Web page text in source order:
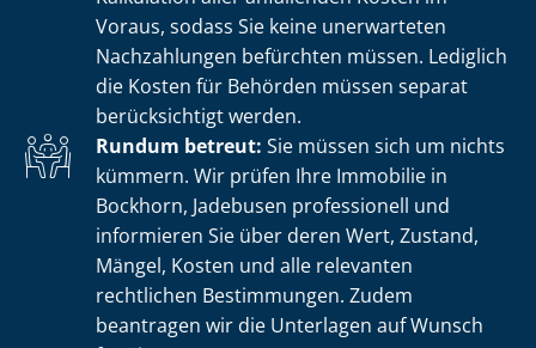
Voraus, sodass Sie keine unerwarteten
Nachzahlungen befürchten müssen. Lediglich
die Kosten für Behörden müssen separat
berücksichtigt werden.
Rundum betreut: Sie müssen sich um nichts
kümmern. Wir prüfen Ihre Immobilie in
Bockhorn, Jadebusen professionell und
informieren Sie über deren Wert, Zustand,
Mängel, Kosten und alle relevanten
rechtlichen Bestimmungen. Zudem
beantragen wir die Unterlagen auf Wunsch